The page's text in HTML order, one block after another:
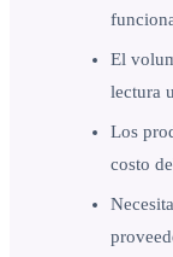
El
lectura
Los
costo